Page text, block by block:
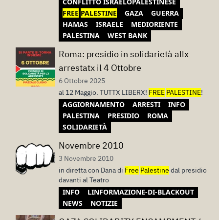
FREE PALESTINE GAZA
GUERRA
HAMAS
ISRAELE
MEDIORIENTE
PALESTINA
WEST BANK
Roma: presidio in solidarietà allx
arrestatx il 4 Ottobre
6 Ottobre 2025
al 12 Maggio. TUTTX LIBERX! FREE PALESTINE!
AGGIORNAMENTO ARRESTI
INFO
PALESTINA
PRESIDIO
ROMA
SOLIDARIETÀ
Novembre 2010
3 Novembre 2010
in diretta con Dana di Free Palestine dal presidio
davanti al Teatro
INFO
LINFORMAZIONE-DI-BLACKOUT
NEWS
NOTIZIE